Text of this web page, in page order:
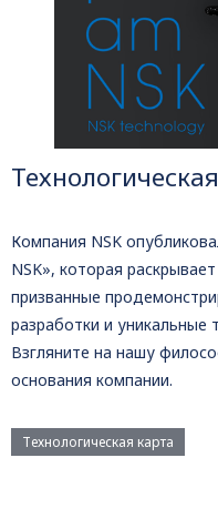
Компания NSK
NSK», которая
призванные
разработки и уникальные
Взгляните на нашу
основания компании.
Технологическая карта